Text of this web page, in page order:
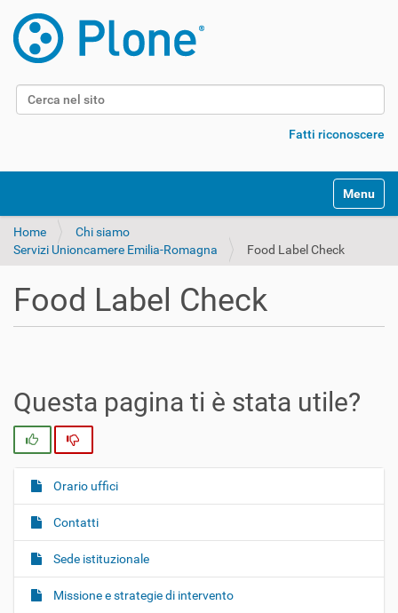
Cerca nel sito
Fatti riconoscere
Alterna
Home
Chi siamo
Servizi Unioncamere Emilia-Romagna
Food Label Check
Food Label Check
Questa pagina ti è stata utile?
N
a
v
g
a
Orario uffici
Contatti
Sede istituzionale
Missione e strategie di intervento